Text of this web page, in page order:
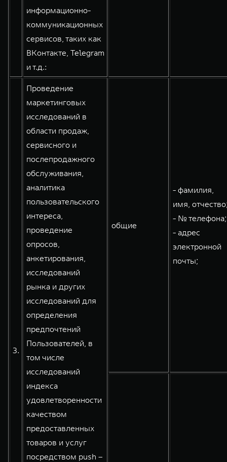
информационно-
коммуникационных
сервисов, таких как
ВКонтакте, Telegram
и т.д.:
3.
Проведение
маркетинговых
исследований в
области продаж,
сервисного и
послепродажного
обслуживания,
аналитика
пользовательского
интереса,
проведение
опросов,
анкетирования,
исследований
рынка и других
исследований для
определения
предпочтений
Пользователей, в
том числе
исследований
индекса
удовлетворенности
качеством
предоставленных
товаров и услуг
посредством push –
общие
- фамилия,
имя,
- № телефона;
- адрес
электронной
почты;